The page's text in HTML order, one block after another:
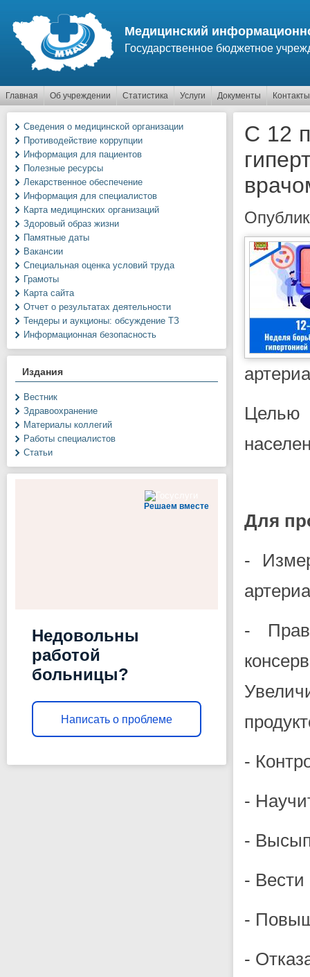
Медицинский
Государственное бюджетное
Главная Об учреждении Статистика Услуги Документы Контакты
Сведения о медицинской организации
Противодействие коррупции
Информация для пациентов
Полезные ресурсы
Лекарственное обеспечение
Информация для специалистов
Карта медицинских организаций
Здоровый образ жизни
Памятные даты
Вакансии
Специальная оценка условий труда
Грамоты
Карта сайта
Отчет о результатах деятельности
Тендеры и аукционы: обсуждение ТЗ
Информационная безопасность
Издания
Вестник
Здравоохранение
Материалы коллегий
Работы специалистов
Статьи
Решаем вместе
Недовольны
работой
больницы?
Написать о проблеме
С 12
Целью
Для
-
-
-
-
-
- Вести
-
-